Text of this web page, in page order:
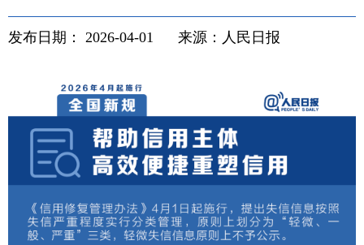
发布日期： 2026-04-01 来源：人民日报